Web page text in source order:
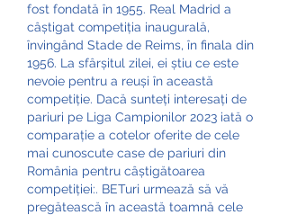
fost fondată în 1955. Real Madrid a
câștigat competiția inaugurală,
învingând Stade de Reims, în finala din
1956. La sfârșitul zilei, ei știu ce este
nevoie pentru a reuși în această
competiție. Dacă sunteți interesați de
pariuri pe Liga Campionilor 2023 iată o
comparație a cotelor oferite de cele
mai cunoscute case de pariuri din
România pentru câștigătoarea
competiției:. BETuri urmează să vă
pregătească în această toamnă cele